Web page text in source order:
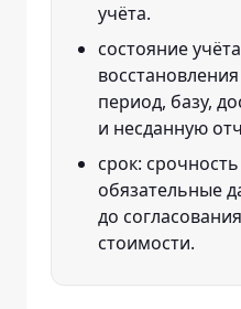
учёта.
состояние
период, базу,
и несданную
срок:
обязательные
до
стоимости.